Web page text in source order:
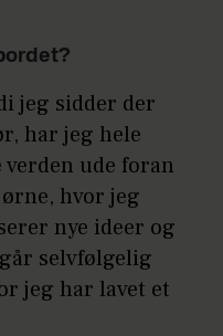
jeg sidder der
har jeg hele
ude foran
hvor jeg
nye ideer og
selvfølgelig
jeg har lavet et